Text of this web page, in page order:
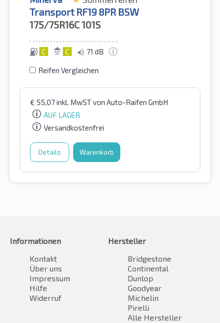
Transport RF19 8PR BSW
175/75R16C101S
C C 71 dB
Reifen Vergleichen
€ 55,07inkl. MwSTvon Auto-Raifen GmbH
AUF LAGER
Versandkostenfrei
Details Warenkorb
Informationen
Kontakt
Über uns
Impressum
Hilfe
Widerruf
Hersteller
Bridgestone
Continental
Dunlop
Goodyear
Michelin
Pirelli
Alle Hersteller